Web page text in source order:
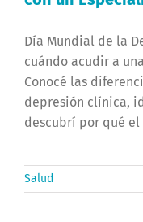
Día Mundial de la
cuándo acudir a
Conocé las
depresión clínica,
descubrí por qué el
Salud